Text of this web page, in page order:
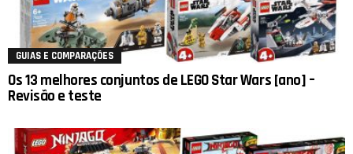
GUIAS E COMPARAÇÕES
Os 13 melhores conjuntos de LEGO Star Wars [ano] –
Revisão e teste